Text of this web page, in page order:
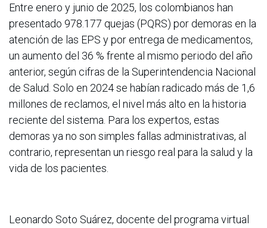
Entre enero y junio de 2025, los colombianos han
presentado 978.177 quejas (PQRS) por demoras en la
atención de las EPS y por entrega de medicamentos,
un aumento del 36 % frente al mismo periodo del año
anterior, según cifras de la Superintendencia Nacional
de Salud. Solo en 2024 se habían radicado más de 1,6
millones de reclamos, el nivel más alto en la historia
reciente del sistema. Para los expertos, estas
demoras ya no son simples fallas administrativas, al
contrario, representan un riesgo real para la salud y la
vida de los pacientes.
Leonardo Soto Suárez, docente del programa virtual